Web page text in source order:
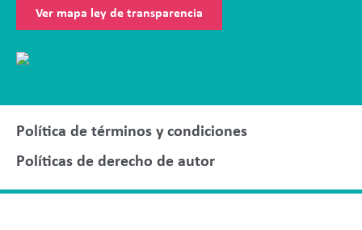
Ver mapa ley de transparencia
Política de términos y condiciones
Políticas de derecho de autor